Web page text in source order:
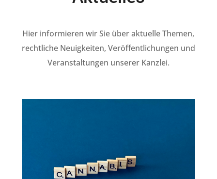
Hier informieren wir Sie über aktuelle Themen,
rechtliche Neuigkeiten, Veröffentlichungen und
Veranstaltungen unserer Kanzlei.